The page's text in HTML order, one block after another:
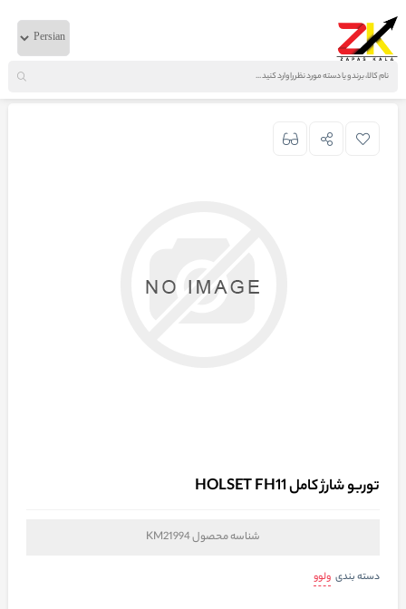
خانه لوازم موتوری ولوو
توربو شارژ کامل HOLSET FH11
شناسه محصولKM21994
دسته بندی ولوو